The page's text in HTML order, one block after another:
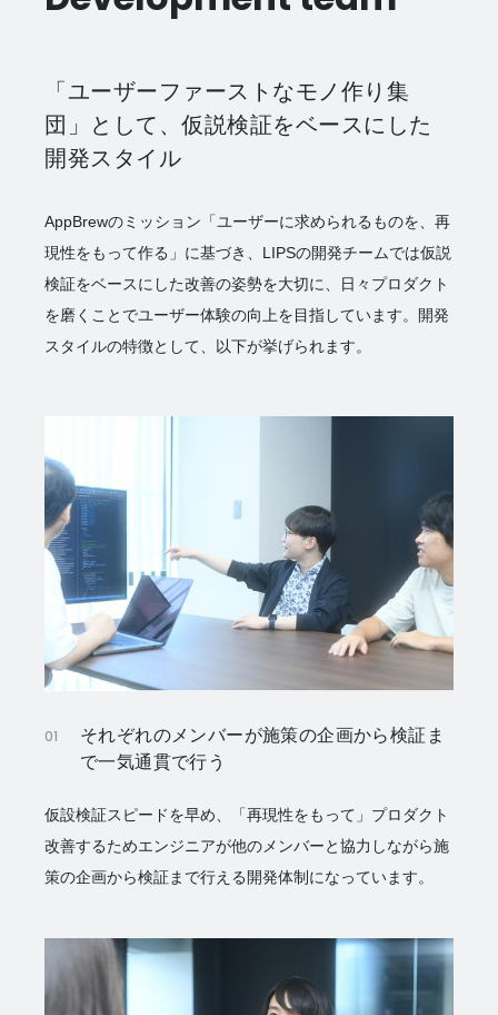
「ユーザーファーストなモノ作り集
団」として、仮説検証をベースにした
開発スタイル
AppBrewのミッション「ユーザーに求められるものを、再
現性をもって作る」に基づき、LIPSの開発チームでは仮説
検証をベースにした改善の姿勢を大切に、日々プロダクト
を磨くことでユーザー体験の向上を目指しています。開発
スタイルの特徴として、以下が挙げられます。
01 それぞれのメンバーが施策の企画から検証ま
で一気通貫で行う
仮設検証スピードを早め、「再現性をもって」プロダクト
改善するためエンジニアが他のメンバーと協力しながら施
策の企画から検証まで行える開発体制になっています。